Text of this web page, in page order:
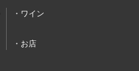
ワイン
お店